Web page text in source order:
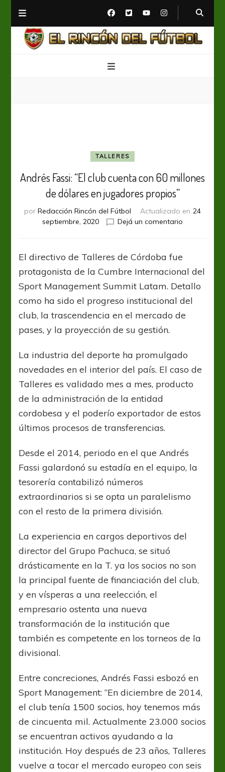
TALLERES
Andrés Fassi: “El club cuenta con 60 millones
de dólares en jugadores propios”
por Redacción Rincón del Fútbol Actualizado en 24
septiembre, 2020
Dejá un comentario
cuenta
con
millones
de
propios”
El directivo de Talleres de Córdoba fue
protagonista de la Cumbre Internacional del
Sport Management Summit Latam. Detallo
como ha sido el progreso institucional del
club, la trascendencia en el mercado de
pases, y la proyección de su gestión.
La industria del deporte ha promulgado
novedades en el interior del país. El caso de
Talleres es validado mes a mes, producto
de la administración de la entidad
cordobesa y el poderío exportador de estos
últimos procesos de transferencias.
Desde el 2014, periodo en el que Andrés
Fassi galardonó su estadía en el equipo, la
tesorería contabilizó números
extraordinarios si se opta un paralelismo
con el resto de la primera división.
La experiencia en cargos deportivos del
director del Grupo Pachuca, se situó
drásticamente en la T. ya los socios no son
la principal fuente de financiación del club,
y en vísperas a una reelección, el
empresario ostenta una nueva
transformación de la institución que
también es competente en los torneos de la
divisional.
Entre concreciones, Andrés Fassi esbozó en
Sport Management: “En diciembre de 2014,
el club tenía 1500 socios, hoy tenemos más
de cincuenta mil. Actualmente 23.000 socios
se encuentran activos ayudando a la
institución. Hoy después de 23 años, Talleres
vuelve a tocar el mercado europeo con seis